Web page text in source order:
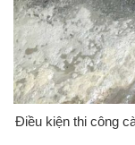
Điều kiện thi công